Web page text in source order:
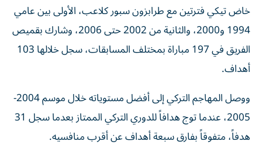
خاض تيكي فترتين مع طرابزون سبور كلاعب، الأولى بين عامي
1994 و2000، والثانية من 2002 حتى 2006، وشارك بقميص
الفريق في 197 مباراة بمختلف المسابقات، سجل خلالها 103
أهداف.
ووصل المهاجم التركي إلى أفضل مستوياته خلال موسم 2004-
2005، عندما توج هدافاً للدوري التركي الممتاز بعدما سجل 31
هدفاً، متفوقاً بفارق سبعة أهداف عن أقرب منافسيه.